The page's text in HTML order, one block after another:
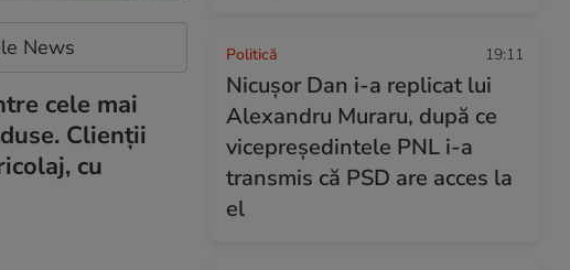
News
cele mai
Clienții
cu
Politică 19:11
Nicușor Dan i-a replicat lui
Alexandru Muraru, după ce
vicepreședintele PNL i-a
transmis că PSD are acces la
el